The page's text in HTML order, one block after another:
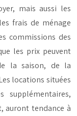
mais aussi les
frais de ménage
commissions des
les prix peuvent
la saison, de la
locations situées
auront tendance à